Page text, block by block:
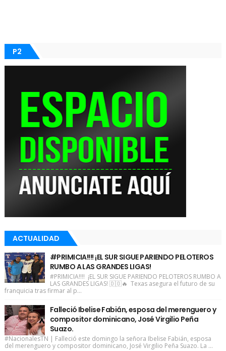
P2
ACTUALIDAD
#PRIMICIA!!!! ¡EL SUR SIGUE PARIENDO PELOTEROS
RUMBO A LAS GRANDES LIGAS!
#PRIMICIA!!!! ¡EL SUR SIGUE PARIENDO PELOTEROS RUMBO A
LAS GRANDES LIGAS! 🇩🇴🔥 Texas asegura el futuro de su
franquicia tras firmar al p...
Falleció Ibelise Fabián, esposa del merenguero y
compositor dominicano, José Virgilio Peña
Suazo.
#NacionalesTN | Falleció este domingo la señora Ibelise Fabián, esposa
del merenguero y compositor dominicano, José Virgilio Peña Suazo. La ...